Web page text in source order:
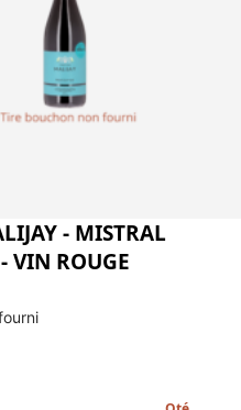
- MISTRAL
VIN ROUGE